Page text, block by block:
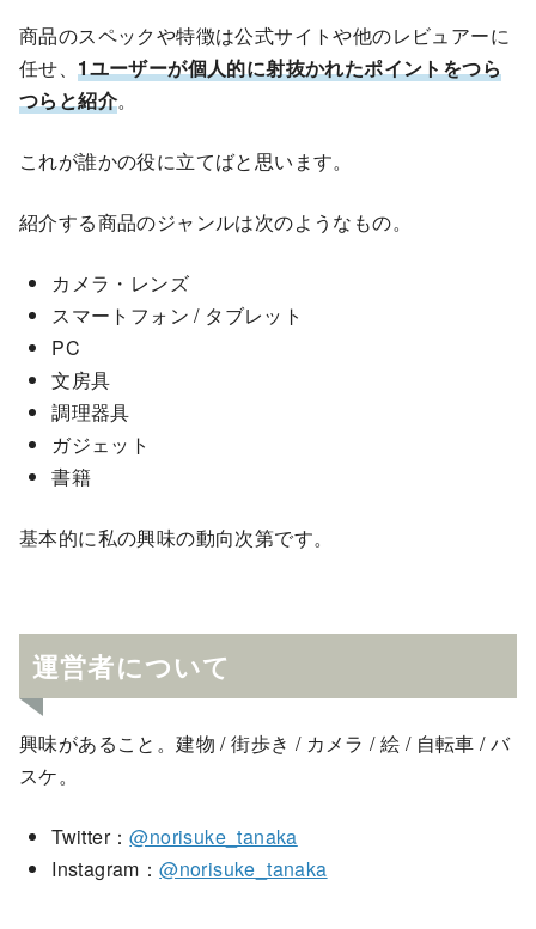
商品のスペックや特徴は公式サイトや他のレビュアーに
任せ、1ユーザーが個人的に射抜かれたポイントをつら
つらと紹介。
これが誰かの役に立てばと思います。
紹介する商品のジャンルは次のようなもの。
カメラ・レンズ
スマートフォン / タブレット
PC
文房具
調理器具
ガジェット
書籍
基本的に私の興味の動向次第です。
運営者について
興味があること。建物 / 街歩き / カメラ / 絵 / 自転車 / バ
スケ。
Twitter：@norisuke_tanaka
Instagram：@norisuke_tanaka